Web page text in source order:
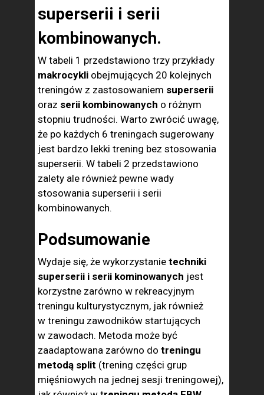
superserii i serii
kombinowanych.
W tabeli 1 przedstawiono trzy przykłady
makrocykli obejmujących 20 kolejnych
treningów z zastosowaniem superserii
oraz serii kombinowanych o różnym
stopniu trudności. Warto zwrócić uwagę,
że po każdych 6 treningach sugerowany
jest bardzo lekki trening bez stosowania
superserii. W tabeli 2 przedstawiono
zalety ale również pewne wady
stosowania superserii i serii
kombinowanych.
Podsumowanie
Wydaje się, że wykorzystanie techniki
superserii i serii kominowanych jest
korzystne zarówno w rekreacyjnym
treningu kulturystycznym, jak również
w treningu zawodników startujących
w zawodach. Metoda może być
zaadaptowana zarówno do treningu
metodą split (trening części grup
mięśniowych na jednej sesji treningowej),